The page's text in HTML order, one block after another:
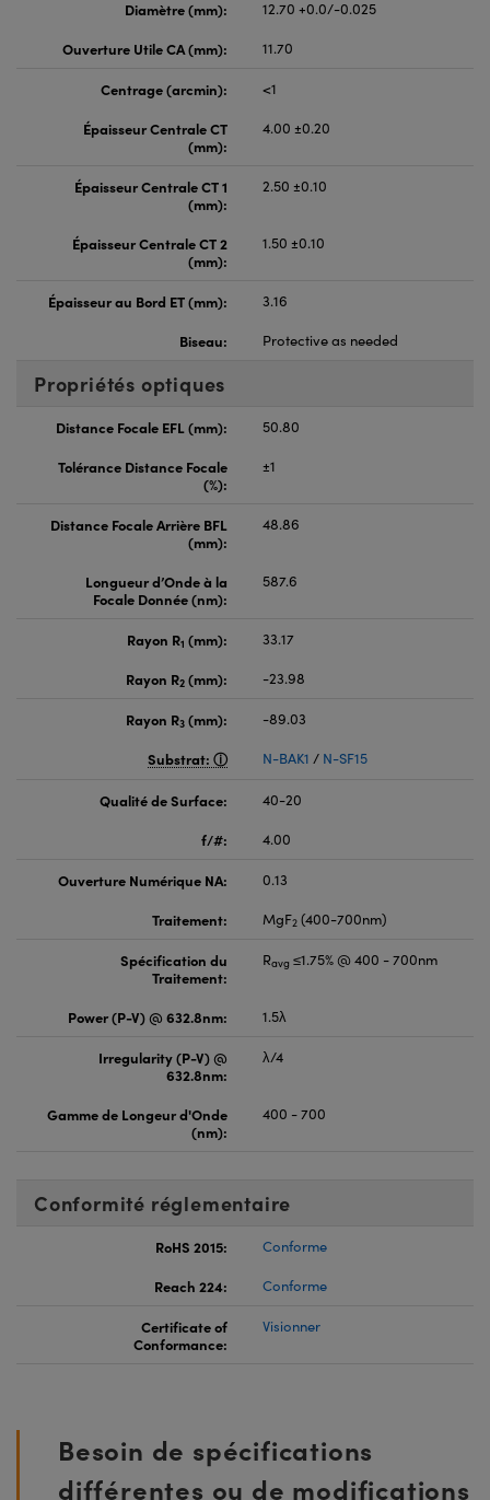
Diamètre (mm):
12.70 +0.0/-0.025
Ouverture Utile CA (mm):
11.70
Centrage (arcmin):
<1
Épaisseur Centrale CT
(mm):
4.00 ±0.20
Épaisseur Centrale CT 1
(mm):
2.50 ±0.10
Épaisseur Centrale CT 2
(mm):
1.50 ±0.10
Épaisseur au Bord ET (mm):
3.16
Biseau:
Protective as needed
Propriétés optiques
Distance Focale EFL (mm):
50.80
Tolérance Distance Focale
(%):
±1
Distance Focale Arrière BFL
(mm):
48.86
Longueur d’Onde à la
Focale Donnée (nm):
587.6
Rayon R1 (mm):
33.17
Rayon R2 (mm): -23.98
Rayon R3 (mm):
-89.03
Substrat:
N-BAK1 / N-SF15
Qualité de Surface:
40-20
f/#:
4.00
Ouverture Numérique NA:
0.13
Traitement:
MgF2 (400-700nm)
Spécification du
Traitement:
Ravg ≤1.75% @ 400 - 700nm
Power (P-V) @ 632.8nm: 1.5λ
Irregularity (P-V) @
632.8nm:
λ/4
Gamme de Longeur d'Onde
(nm):
400 - 700
Conformité réglementaire
RoHS 2015:
Conforme
Reach 224:
Conforme
Certificate of
Conformance:
Visionner
Besoin de spécifications
différentes ou de modifications